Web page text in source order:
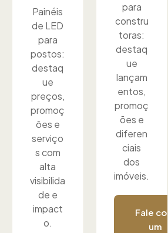
Painéis
de LED
para
postos:
destaq
ue
preços,
promoç
ões e
serviço
s com
alta
visibilida
de e
impact
o.
para
constru
toras:
destaq
ue
lançam
entos,
promoç
ões e
diferen
ciais
dos
imóveis.
Fale
um